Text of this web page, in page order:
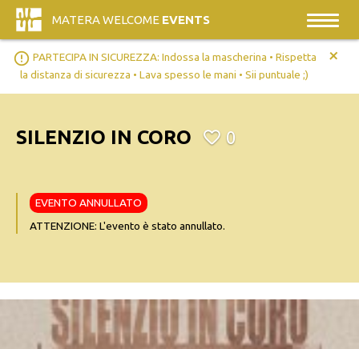
MATERA WELCOME EVENTS
error_outline PARTECIPA IN SICUREZZA: Indossa la mascherina • Rispetta
la distanza di sicurezza • Lava spesso le mani • Sii puntuale ;)
+
SILENZIO IN CORO 0
EVENTO ANNULLATO
ATTENZIONE: L'evento è stato annullato.